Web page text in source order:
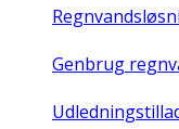
Genbrug